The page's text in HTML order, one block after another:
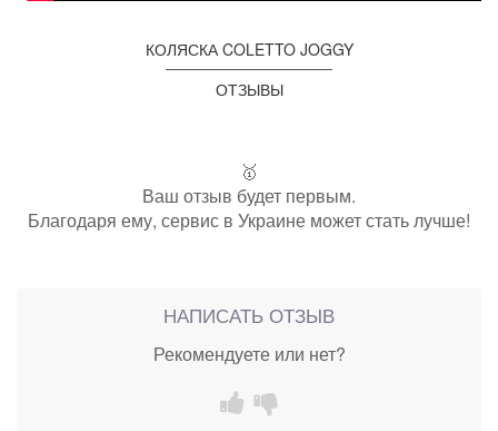
КОЛЯСКА COLETTO JOGGY
ОТЗЫВЫ
🥇
Ваш отзыв будет первым.
Благодаря ему, сервис в Украине может стать лучше!
НАПИСАТЬ ОТЗЫВ
Рекомендуете или нет?